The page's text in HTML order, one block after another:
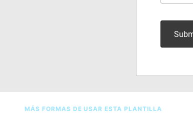
MÁS FORMAS DE USAR ESTA PLANTILLA